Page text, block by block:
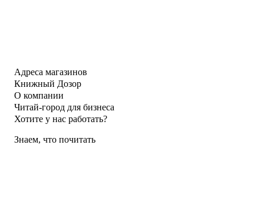
Адреса магазинов
Книжный Дозор
О компании
Читай-город для бизнеса
Хотите у нас работать?
Знаем, что почитать